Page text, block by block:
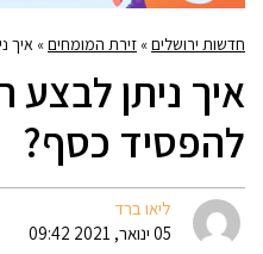
חדשות ירושלים» זירת המומחים» איך
איך ניתן
להפסיד כסף?
ליאו ברד
05 ינואר, 2021 09:42